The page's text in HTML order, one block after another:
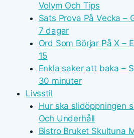
Volym Och Tips
Sats Prova På Vecka –
7 dagar
Ord Som Börjar På X –
15
Enkla saker att baka –
30 minuter
Livsstil
Hur ska slidöppningen
Och Underhåll
Bistro Bruket Skultuna